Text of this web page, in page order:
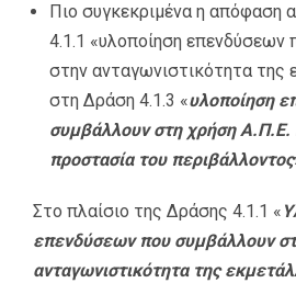
Πιο συγκεκριμένα η απόφαση
4.1.1 «υλοποίηση επενδύσεων
στην ανταγωνιστικότητα της
στη Δράση 4.1.3 «υλοποίηση
συμβάλλουν στη χρήση Α.Π.Ε.
προστασία του περιβάλλοντος
Στο πλαίσιο της Δράσης 4.1.1 «
επενδύσεων που συµβάλλουν
ανταγωνιστικότητα της